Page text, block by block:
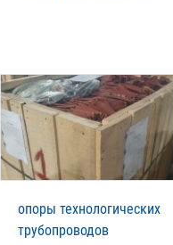
опоры технологических
трубопроводов